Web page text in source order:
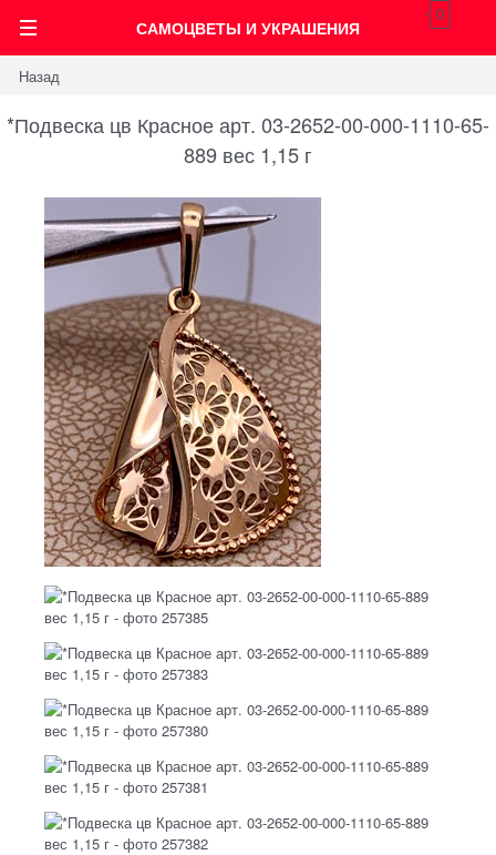
САМОЦВЕТЫ И УКРАШЕНИЯ
0
Назад
*Подвеска цв Красное арт. 03-2652-00-000-1110-65-
889 вес 1,15 г